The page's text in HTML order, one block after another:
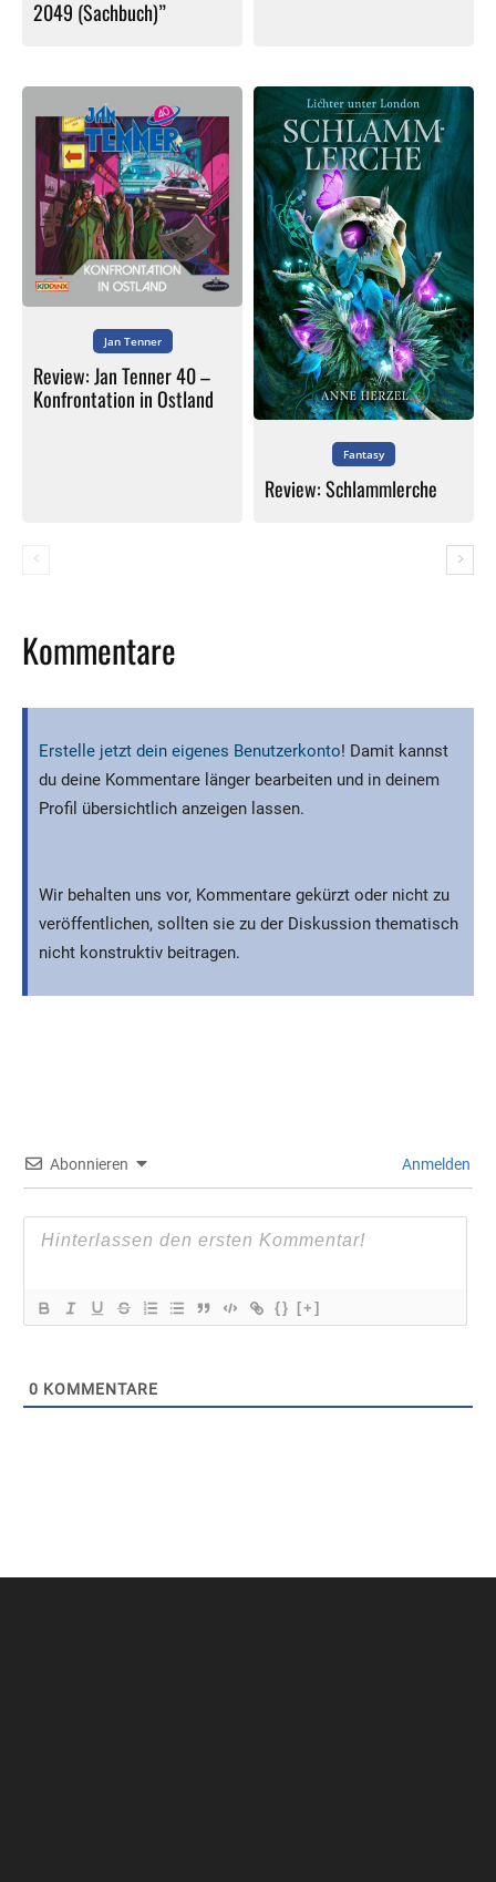
2049 (Sachbuch)”
Jan Tenner
Review: Jan Tenner 40 –
Konfrontation in Ostland
Fantasy
Review: Schlammlerche
Kommentare
Erstelle jetzt dein eigenes Benutzerkonto! Damit kannst
du deine Kommentare länger bearbeiten und in deinem
Profil übersichtlich anzeigen lassen.
Wir behalten uns vor, Kommentare gekürzt oder nicht zu
veröffentlichen, sollten sie zu der Diskussion thematisch
nicht konstruktiv beitragen.
Abonnieren Anmelden
{} [+]
0 KOMMENTARE